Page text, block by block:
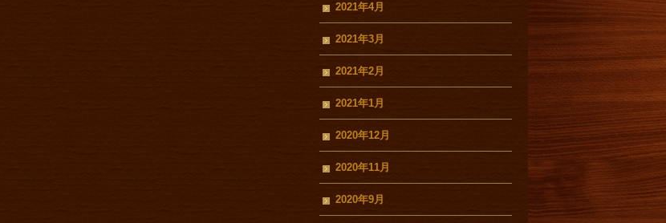
2021年4月
2021年3月
2021年2月
2021年1月
2020年12月
2020年11月
2020年9月